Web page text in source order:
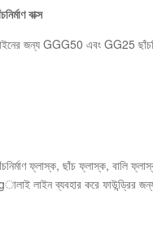
বাক্স
লাইনের জন্য GGG50 এবং GG25
ফ্লাস্ক, ছাঁচ ফ্লাস্ক, বালি
লাইন ব্যবহার করে ফাউন্ড্রির